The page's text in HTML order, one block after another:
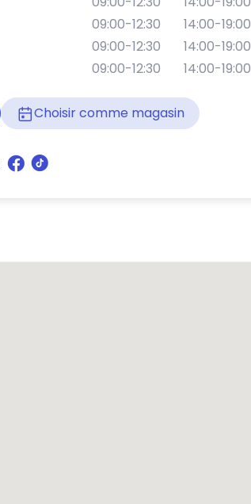
09:00-12:30
14:00-19:00
09:00-12:30
14:00-19:00
09:00-12:30 14:00-19:00
Choisir comme magasin